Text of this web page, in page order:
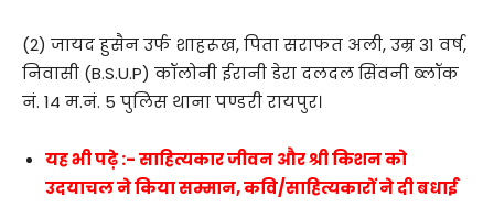
(2) जायद हुसैन उर्फ शाहरूख, पिता सराफत अली, उम्र 31 वर्ष,
निवासी (B.S.U.P) कॉलोनी ईरानी डेरा दलदल सिंवनी ब्लॉक
नं. 14 म.नं. 5 पुलिस थाना पण्डरी रायपुर।
यह भी पढ़े :- साहित्यकार जीवन और श्री किशन को
उदयाचल ने किया सम्मान, कवि/साहित्यकारों ने दी बधाई